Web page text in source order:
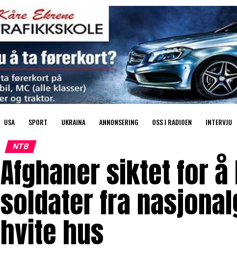
USA SPORT UKRAINA ANNONSERING OSS I RADIOEN INTERVJU
NTB
Afghaner siktet for
soldater fra
hvite hus